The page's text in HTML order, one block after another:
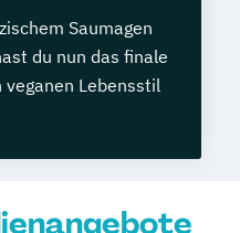
Saumagen
du nun das finale
Lebensstil